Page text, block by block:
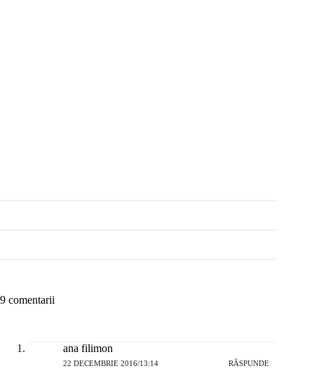
9 comentarii
ana filimon
22 DECEMBRIE 2016/13:14 RĂSPUNDE